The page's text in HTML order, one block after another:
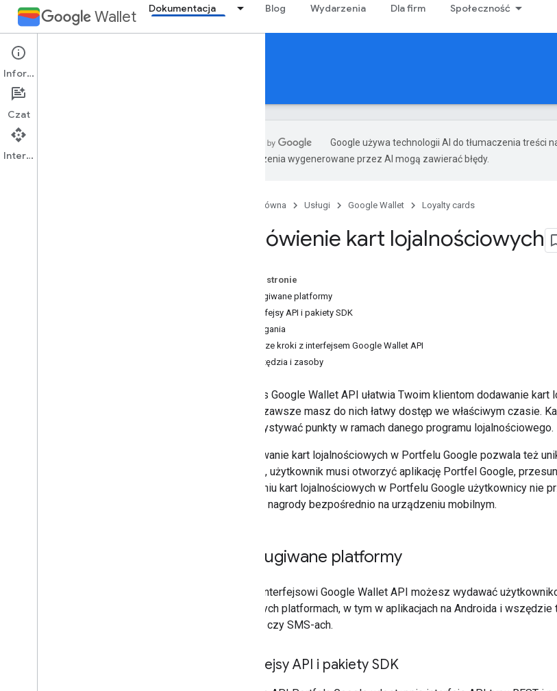
Wallet Dokumentacja Blog Wydarzenia Dla firm Społeczność
Loyalty cards
Przewodniki
Google używa technologii AI do tłumaczenia treści
Tłumaczenia wygenerowane przez AI mogą zawierać błędy.
Strona główna Usługi Google Wallet Loyalty cards
Omówienie kart lojalnościowych
Na tej stronie
Obsługiwane platformy
Interfejsy API i pakiety SDK
Wymagania
Pierwsze kroki z interfejsem Google Wallet API
Narzędzia i zasoby
Interfejs Google Wallet API ułatwia Twoim klientom dodawanie
czemu zawsze masz do nich łatwy dostęp we właściwym czasie.
wykorzystywać punkty w ramach danego programu lojalnościowego.
Zapisywanie kart lojalnościowych w Portfelu Google pozwala też
znaleźć, użytkownik musi otworzyć aplikację Portfel Google,
włączeniu kart lojalnościowych w Portfelu Google użytkownicy nie
punkty i nagrody bezpośrednio na urządzeniu mobilnym.
Obsługiwane platformy
Dzięki interfejsowi Google Wallet API możesz wydawać
na różnych platformach, w tym w aplikacjach na Androida i
mailach czy SMS-ach.
Interfejsy API i pakiety SDK
Informacje
Czat
Interfejs API